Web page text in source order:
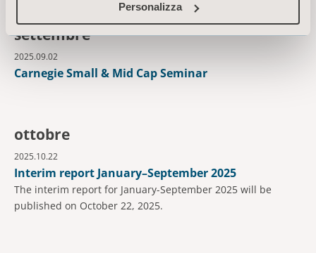
Personalizza
settembre
2025.09.02
Carnegie Small & Mid Cap Seminar
ottobre
2025.10.22
Interim report January–September 2025
The interim report for January-September 2025 will be
published on October 22, 2025.